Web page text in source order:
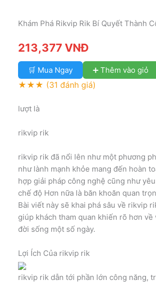
Khám Phá Rikvip Rik Bí Quyết Thành
213,377 VNĐ
🛒 Mua Ngay ➕ Thêm vào giỏ
★★★ (31 đánh giá)
lượt là
rikvip rik
rikvip rik đã nổi lên như một phương
như lành mạnh khỏe mang đến hoàn
hợp giải pháp công nghệ cũng như
chế độ Hơn nữa là băn khoăn quan
Bài viết này sẽ khai phá sâu về rikvip
giúp khách tham quan khiến rõ hơn
đời sống một số ngày.
Lợi Ích Của rikvip rik
rikvip rik dẫn tới phần lớn công năng,